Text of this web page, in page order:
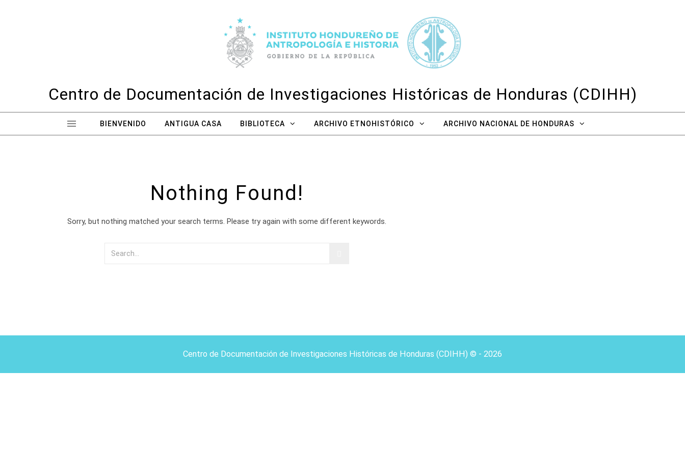
Centro de Documentación de Investigaciones Históricas de Honduras (CDIHH)
BIENVENIDO ANTIGUA CASA BIBLIOTECA ARCHIVO ETNOHISTÓRICO ARCHIVO NACIONAL DE HONDURAS
Nothing Found!
Sorry, but nothing matched your search terms. Please try again with some different keywords.
Centro de Documentación de Investigaciones Históricas de Honduras (CDIHH) © - 2026